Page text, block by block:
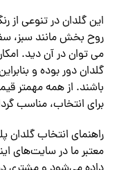
این گلدان در تنوعی
روح بخش مانند سبز،
می توان در آن دید.
گلدان دور بوده و
باشند. از همه مهمتر
برای انتخاب، مناسب
راهنمای انتخاب گلدان
معتبر ما در سایت‌های